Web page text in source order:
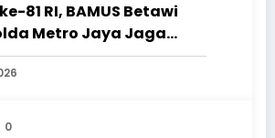
81 RI, BAMUS Betawi
Metro Jaya Jaga
Aman dan Kondusif
0